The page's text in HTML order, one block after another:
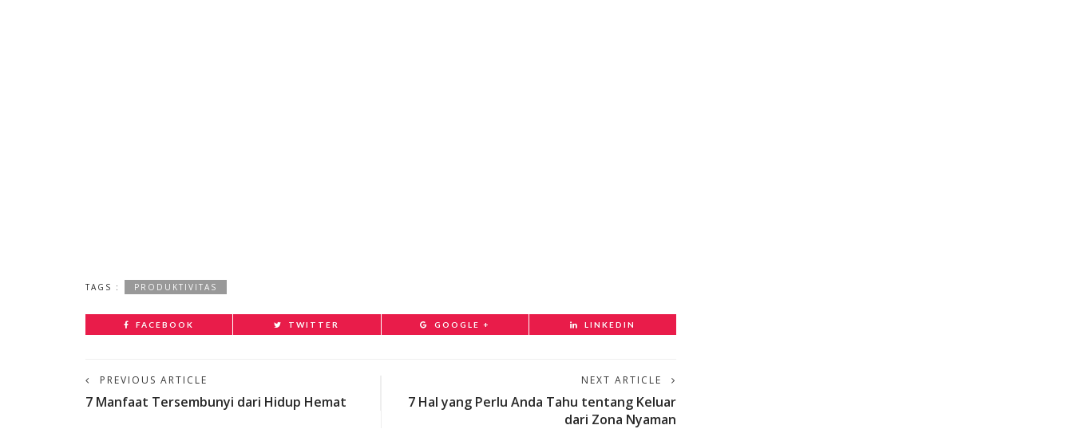
TAGS : PRODUKTIVITAS
FACEBOOK TWITTER GOOGLE + LINKEDIN
PREVIOUS ARTICLE
7 Manfaat Tersembunyi dari Hidup Hemat
NEXT ARTICLE
7 Hal yang Perlu Anda Tahu tentang Keluar
dari Zona Nyaman